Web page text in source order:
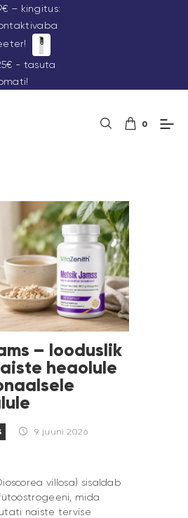
– kingitus:
- tasuta
0
– looduslik
heaolule
9. juuni 2026
villosa) sisaldab
mida
naiste tervise